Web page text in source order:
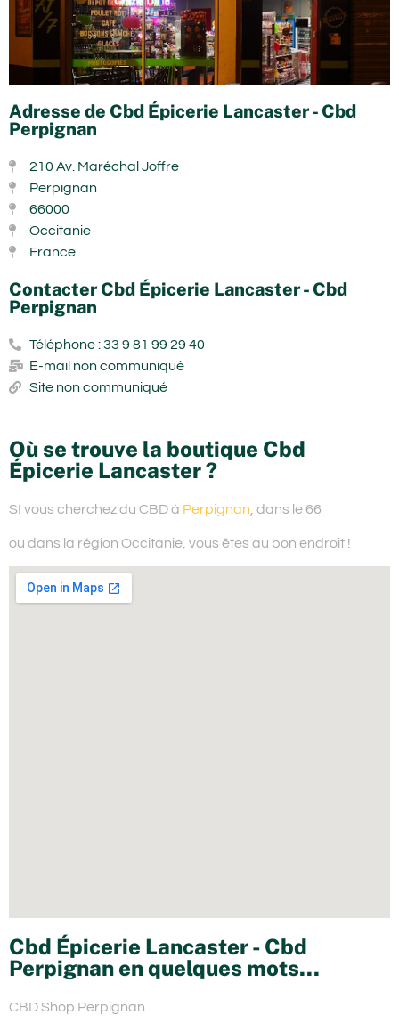
Adresse de Cbd Épicerie Lancaster - Cbd
Perpignan
210 Av. Maréchal Joffre
Perpignan
66000
Occitanie
France
Contacter Cbd Épicerie Lancaster - Cbd
Perpignan
Téléphone : 33 9 81 99 29 40
E-mail non communiqué
Site non communiqué
Où se trouve la boutique Cbd
Épicerie Lancaster ?
SI vous cherchez du CBD à Perpignan , dans le 66
ou dans la région Occitanie, vous êtes au bon endroit !
Cbd Épicerie Lancaster - Cbd
Perpignan en quelques mots...
CBD Shop Perpignan